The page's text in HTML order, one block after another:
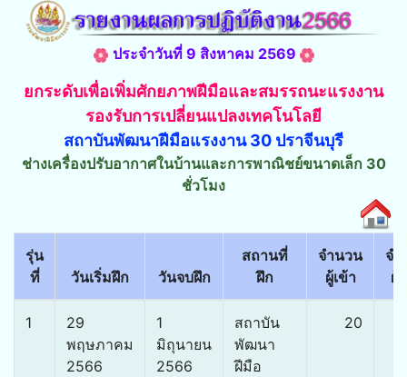
ประจำวันที่ 9 สิงหาคม 2569
ยกระดับเพื่อเพิ่มศักยภาพฝีมือและสมรรถนะแรงงาน
รองรับการเปลี่ยนแปลงเทคโนโลยี
สถาบันพัฒนาฝีมือแรงงาน 30 ปราจีนบุรี
ช่างเครื่องปรับอากาศในบ้านและการพาณิชย์ขนาดเล็ก 30
ชั่วโมง
รุ่น
ที่
วันเริ่มฝึก วันจบฝึก
สถานที่
ฝึก
จำนวน
ผู้เข้า
จำ
ผู้
1
29
พฤษภาคม
2566
1
มิถุนายน
2566
สถาบัน
พัฒนา
ฝีมือ
20